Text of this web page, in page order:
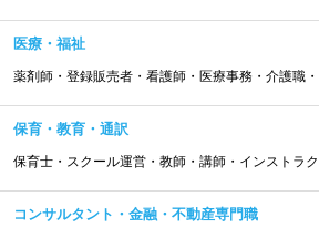
医療・福祉
薬剤師・登録販売者・看護師・医療事務・介護職
保育・教育・通訳
保育士・スクール運営・教師・講師・インストラ
コンサルタント・金融・不動産専門職